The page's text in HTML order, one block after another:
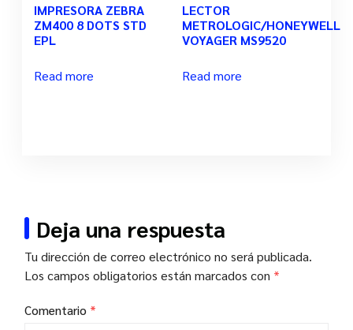
IMPRESORA ZEBRA
ZM400 8 DOTS STD
EPL
Read more
LECTOR
METROLOGIC/HONEYWELL
VOYAGER MS9520
Read more
Deja una respuesta
Tu dirección de correo electrónico no será publicada.
Los campos obligatorios están marcados con *
Comentario *